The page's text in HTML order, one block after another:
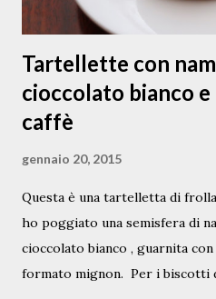
Tartellette con
cioccolato bianco e
caffè
gennaio 20, 2015
Questa è una tartelletta di
ho poggiato una semisfera di
cioccolato bianco , guarnita
formato mignon. Per i biscotti